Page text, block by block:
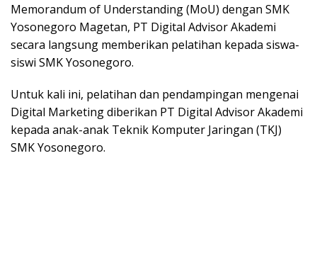
Memorandum of Understanding (MoU) dengan SMK
Yosonegoro Magetan, PT Digital Advisor Akademi
secara langsung memberikan pelatihan kepada siswa-
siswi SMK Yosonegoro.
Untuk kali ini, pelatihan dan pendampingan mengenai
Digital Marketing diberikan PT Digital Advisor Akademi
kepada anak-anak Teknik Komputer Jaringan (TKJ)
SMK Yosonegoro.